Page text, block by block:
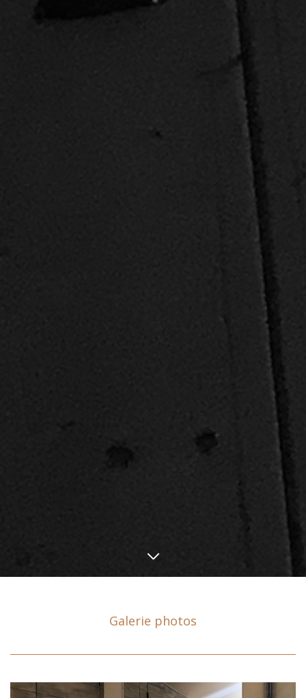
Galerie photos